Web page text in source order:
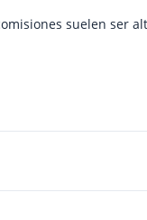
suelen ser